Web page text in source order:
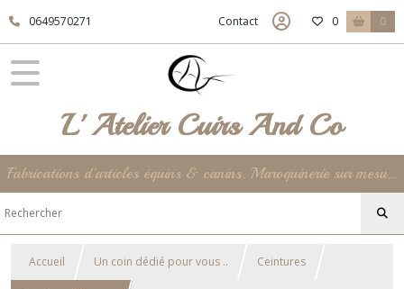
0649570271 Contact 0 0
L' Atelier Cuirs And Co
Fabrications d'articles équins & canins. Maroquinerie sur mesure et unique jusqu'à la déco de votre intérieur ... 100% Made In France !
Accueil Un coin dédié pour vous .. Ceintures